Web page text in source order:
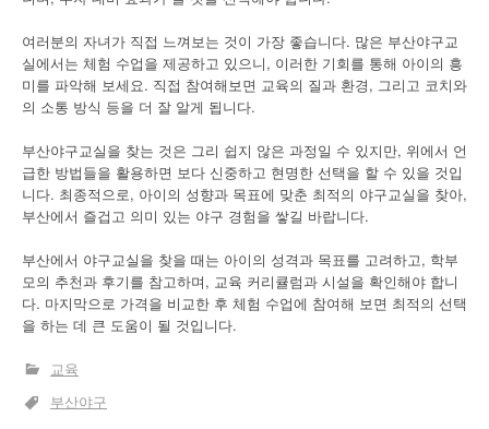
여러분의 자녀가 직접 느껴보는 것이 가장 좋습니다. 많은 부산야구교
실에서는 체험 수업을 제공하고 있으니, 이러한 기회를 통해 아이의 흥
미를 파악해 보세요. 직접 참여해보면 교육의 질과 환경, 그리고 코치와
의 소통 방식 등을 더 잘 알게 됩니다.
부산야구교실을 찾는 것은 그리 쉽지 않은 과정일 수 있지만, 위에서 언
급한 방법들을 활용하면 보다 신중하고 현명한 선택을 할 수 있을 것입
니다. 최종적으로, 아이의 성향과 목표에 맞춘 최적의 야구교실을 찾아,
부산에서 즐겁고 의미 있는 야구 경험을 쌓길 바랍니다.
부산에서 야구교실을 찾을 때는 아이의 성격과 목표를 고려하고, 학부
모의 추천과 후기를 참고하며, 교육 커리큘럼과 시설을 확인해야 합니
다. 마지막으로 가격을 비교한 후 체험 수업에 참여해 보면 최적의 선택
을 하는 데 큰 도움이 될 것입니다.
교육
부산야구